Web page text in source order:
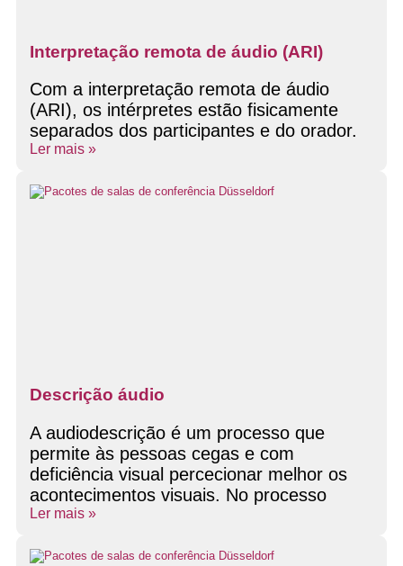
Interpretação remota de áudio (ARI)
Com a interpretação remota de áudio
(ARI), os intérpretes estão fisicamente
separados dos participantes e do orador.
Ler mais »
Descrição áudio
A audiodescrição é um processo que
permite às pessoas cegas e com
deficiência visual percecionar melhor os
acontecimentos visuais. No processo
Ler mais »